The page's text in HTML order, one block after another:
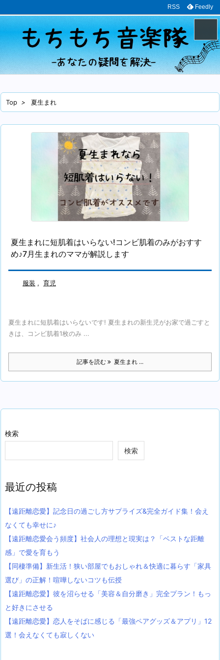
メニュ
RSS Feedly
Top > 夏生まれ
夏生まれに短肌着はいらない!コンビ肌着のみがおすす
め♪7月生まれのママが解説します
服装 , 育児
夏生まれに短肌着はいらないです! 夏生まれの新生児がお家で過ごすと
きは、コンビ肌着1枚のみ ...
記事を読む 夏生まれ ...
検索
検索
最近の投稿
【遠距離恋愛】記念日の過ごし方サプライズ&完全ガイド集！会え
なくても幸せに♪
【遠距離恋愛会う頻度】社会人の理想と現実は？「ベストな距離
感」で愛を育もう
【同棲準備】新生活！狭い部屋でもおしゃれ＆快適に暮らす「家具
選び」の正解！喧嘩しないコツも伝授
【遠距離恋愛】彼を沼らせる「美容＆自分磨き」完全プラン！もっ
と好きにさせる
【遠距離恋愛】恋人をそばに感じる「最強ペアグッズ＆アプリ」12
選！会えなくても寂しくない